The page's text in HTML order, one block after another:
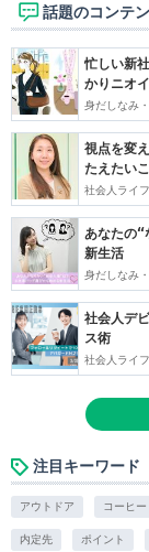
話題のコンテ
忙しい新
かりニオ
身だしなみ
視点を変
たえたいこ
社会人ライフ
あなたの“
新生活
身だしなみ
社会人デ
ス術
社会人ライフ
注目キーワード
アウトドア コーヒー
内定先 ポイント